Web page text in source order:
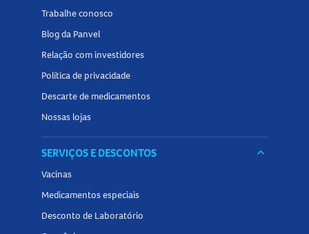
Trabalhe conosco
Blog da Panvel
Relação com investidores
Política de privacidade
Descarte de medicamentos
Nossas lojas
SERVIÇOS E DESCONTOS keyboard_arrow_down
Vacinas
Medicamentos especiais
Desconto de Laboratório